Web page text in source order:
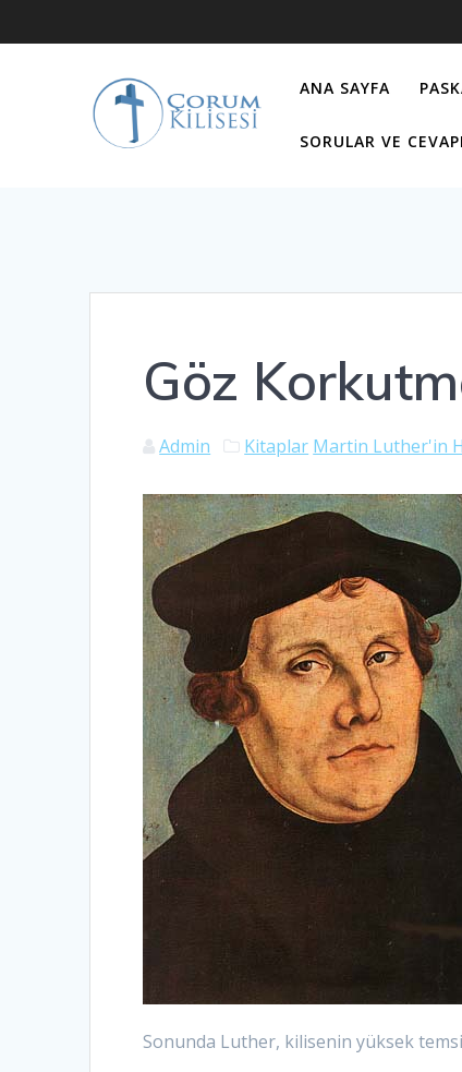
to
ANA SAYFA
SORULAR VE
Göz
Admin Kitaplar Martin Luther'in
Sonunda Luther, kilisenin yüksek